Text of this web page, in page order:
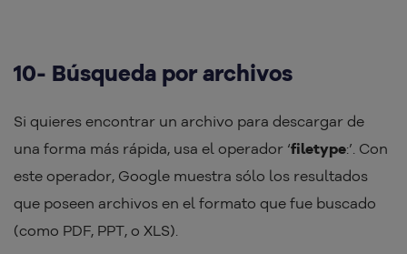
10- Búsqueda por archivos
Si quieres encontrar un archivo para descargar de
una forma más rápida, usa el operador ‘filetype:’. Con
este operador, Google muestra sólo los resultados
que poseen archivos en el formato que fue buscado
(como PDF, PPT, o XLS).